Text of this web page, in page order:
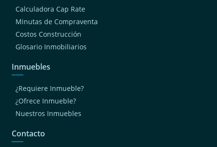
Calculadora Cap Rate
Minutas de Compraventa
Costos Construcción
Glosario Inmobiliarios
Inmuebles
¿Requiere Inmueble?
¿Ofrece Inmueble?
Nuestros Inmuebles
Contacto